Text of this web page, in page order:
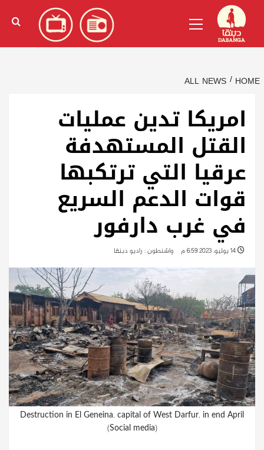
content
الإنجليزية)
Menu
HOME
ALL NEWS
امريكا تدين عمليات
القتل المستهدفة
عرقيا التي ترتكبها
قوات الدعم السريع
في غرب دارفور
واشنطون : راديو دبنقا
Destruction in El Geneina, capital of West Darfur, in end April
(Social media)